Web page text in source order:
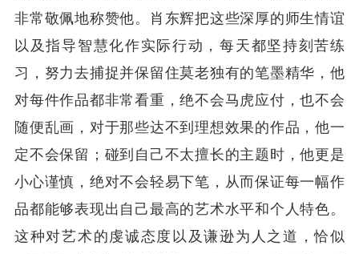
非常敬佩地称赞他。肖东辉把这些深厚的师生情谊
以及指导智慧化作实际行动，每天都坚持刻苦练
习，努力去捕捉并保留住莫老独有的笔墨精华，他
对每件作品都非常看重，绝不会马虎应付，也不会
随便乱画，对于那些达不到理想效果的作品，他一
定不会保留；碰到自己不太擅长的主题时，他更是
小心谨慎，绝对不会轻易下笔，从而保证每一幅作
品都能够表现出自己最高的艺术水平和个人特色。
这种对艺术的虔诚态度以及谦逊为人之道，恰似